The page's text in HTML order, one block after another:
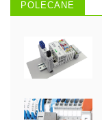
POLECANE